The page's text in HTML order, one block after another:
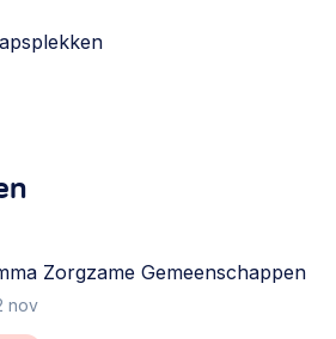
Zorgzame Gemeenschappen
nov